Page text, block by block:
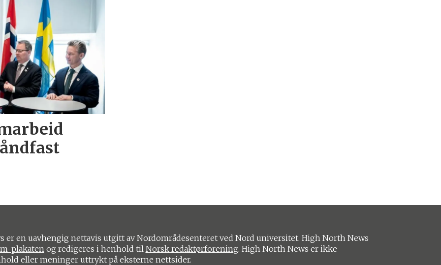
er en uavhengig nettavis utgitt av Nordområdesenteret ved Nord universitet. High North News
plakaten og redigeres i henhold til Norsk redaktørforening. High North News er ikke
eller meninger uttrykt på eksterne nettsider.